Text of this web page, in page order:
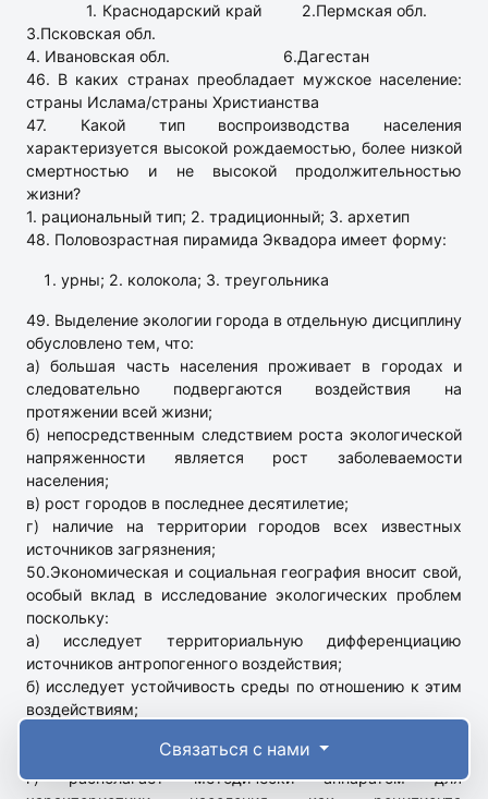
1. Краснодарский край 2.Пермская обл.
3.Псковская обл.
4. Ивановская обл. 6.Дагестан
46. В каких странах преобладает мужское население:
страны Ислама/страны Христианства
47. Какой тип воспроизводства населения
характеризуется высокой рождаемостью, более низкой
смертностью и не высокой продолжительностью
жизни?
1. рациональный тип; 2. традиционный; 3. архетип
48. Половозрастная пирамида Эквадора имеет форму:
урны; 2. колокола; 3. треугольника
49. Выделение экологии города в отдельную дисциплину
обусловлено тем, что:
а) большая часть населения проживает в городах и
следовательно подвергаются воздействия на
протяжении всей жизни;
б) непосредственным следствием роста экологической
напряженности является рост заболеваемости
населения;
в) рост городов в последнее десятилетие;
г) наличие на территории городов всех известных
источников загрязнения;
50.Экономическая и социальная география вносит свой,
особый вклад в исследование экологических проблем
поскольку:
а) исследует территориальную дифференциацию
источников антропогенного воздействия;
б) исследует устойчивость среды по отношению к этим
воздействиям;
уровней антропогенного воздействия;
г) располагает методически аппаратом для
Связаться с нами